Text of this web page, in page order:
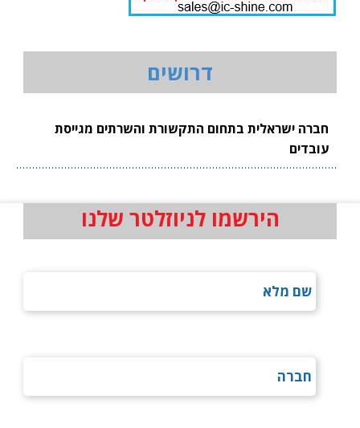
דרושים
חברה ישראלית בתחום התקשורת והשרתים מגייסת
עובדים
הירשמו לניוזלטר שלנו